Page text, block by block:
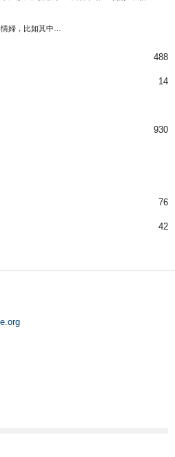
婦，比如其中…
488
14
930
76
42